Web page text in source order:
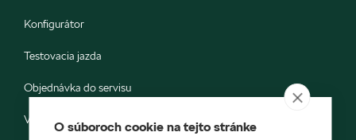
Konfigurátor
Testovacia jazda
Objednávka do servisu
Vozidlá ihneď k odberu
O súboroch cookie na tejto stránke